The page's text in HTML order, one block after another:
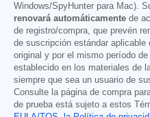
Windows/SpyHunter para Mac).
renovará automáticamente de
de registro/compra, que prevén
de suscripción estándar
original y por el mismo período
establecido en los materiales de
siempre que sea un usuario de
Consulte la página de compra
de prueba está sujeto a estos